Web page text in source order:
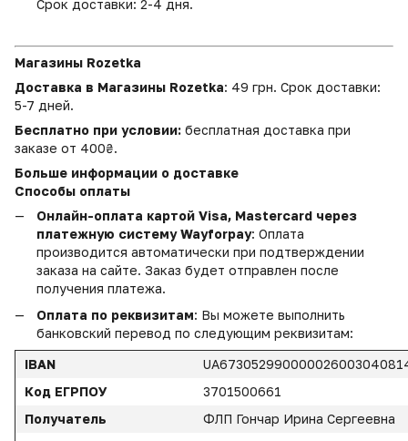
Срок доставки: 2-4 дня.
Магазины Rozetka
Доставка в Магазины Rozetka: 49 грн. Срок доставки:
5-7 дней.
Бесплатно при условии: бесплатная доставка при
заказе от 400₴.
Больше информации о доставке
Способы оплаты
Онлайн-оплата картой Visa, Mastercard через
платежную систему Wayforpay: Оплата
производится автоматически при подтверждении
заказа на сайте. Заказ будет отправлен после
получения платежа.
Оплата по реквизитам: Вы можете выполнить
банковский перевод по следующим реквизитам:
IBAN
Код ЕГРПОУ
3701500661
Получатель
ФЛП Гончар Ирина Сергеевна